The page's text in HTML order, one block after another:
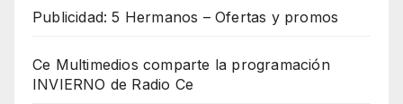
Publicidad: 5 Hermanos – Ofertas y promos
Ce Multimedios comparte la programación
INVIERNO de Radio Ce